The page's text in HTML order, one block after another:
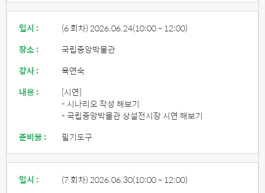
일시 : (6 회차) 2026.06.24(10:00 ~ 12:00)
장소 :
국립중앙박물관
강사 :
육연숙
내용 :
[시연]
- 시나리오 작성 해보기
- 국립중앙박물관 상설전시장 시연 해보기
준비물 :
필기도구
일시 : (7 회차) 2026.06.30(10:00 ~ 12:00)